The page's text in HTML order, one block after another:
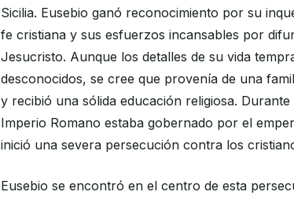
Sicilia. Eusebio ganó reconocimiento por su
fe cristiana y sus esfuerzos incansables por
Jesucristo. Aunque los detalles de su vida
desconocidos, se cree que provenía de una
y recibió una sólida educación religiosa.
Imperio Romano estaba gobernado por el
inició una severa persecución contra los
Eusebio se encontró en el centro de esta